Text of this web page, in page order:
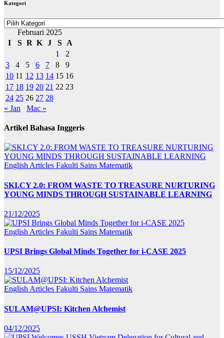
Kategori
Kategori
Februari 2025
I
S R K J S
A
1
2
3
4 5 6 7 8
9
10 11 12 13 14 15 16
17 18 19 20 21 22 23
24 25 26 27 28
« Jan
Mac »
Artikel Bahasa Inggeris
English Articles Fakulti Sains Matematik
SKI.CY 2.0: FROM WASTE TO TREASURE NURTURING
YOUNG MINDS THROUGH SUSTAINABLE LEARNING
21/12/2025
English Articles Fakulti Sains Matematik
UPSI Brings Global Minds Together for i-CASE 2025
15/12/2025
English Articles Fakulti Sains Matematik
SULAM@UPSI: Kitchen Alchemist
04/12/2025